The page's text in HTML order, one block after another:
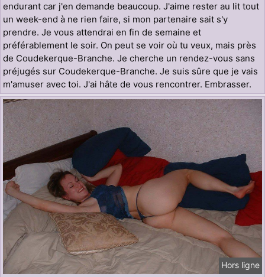
endurant car j'en demande beaucoup. J'aime rester au lit tout
un week-end à ne rien faire, si mon partenaire sait s'y
prendre. Je vous attendrai en fin de semaine et
préférablement le soir. On peut se voir où tu veux, mais près
de Coudekerque-Branche. Je cherche un rendez-vous sans
préjugés sur Coudekerque-Branche. Je suis sûre que je vais
m'amuser avec toi. J'ai hâte de vous rencontrer. Embrasser.
Hors ligne